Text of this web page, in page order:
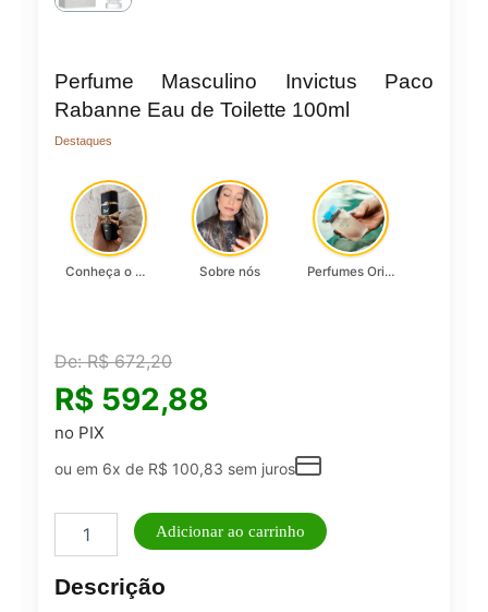
Perfume Masculino Invictus Paco
Rabanne Eau de Toilette 100ml
Destaques
Conheça o Asad, da Lattafa… Sobre nós Perfumes Originais
De:R$672,20
R$ 592,88
no PIX
ou em 6x de R$ 100,83 sem juros
Masculino
Paco
Adicionar ao carrinho
Descrição